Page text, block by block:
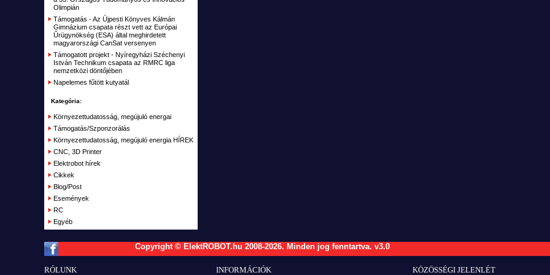
Távirányítók, vevők RC
Akku töltők, adapterek
Alkatrészek, Tuning
Kiegészítők, Építőanyag
Elemek, akkumulátorok
Plusz
Kifutott termékek
Garázs
Olimpián
Támogatás - Az Újpesti Könyves Kálmán
Gimnázium csapata részt vett az Európai
Űrügynökség (ESA) által meghirdetett
magyarországi CanSat versenyen
Támogatott projekt - Nyíregyházi Széchenyi
István Technikum csapata az RMRC liga
nemzetközi döntőjében
Napelemes fűtött kutyatál
Kategória:
Környezettudatosság, megújuló energai
Támogatás/Szponzorálás
Környezettudatosság, megújuló energia HÍREK
CNC, 3D Printer
Elektrobot hírek
Cikkek
Blog/Post
Események
RC
Egyéb
Copyright © ElektROBOT.hu 2008-2026. Minden jog fenntartva. v3.0
RÓLUNK INFORMÁCIÓK KÖZÖSSÉGI JELENLÉT